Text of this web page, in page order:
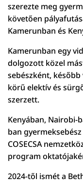
szerezte meg
követően
Kamerunban és
Kamerunban egy
dolgozott közel
sebészként,
körű elektív és
szerzett.
Kenyában, Nairobi-
ban
COSECSA
program
2024-től ismét a